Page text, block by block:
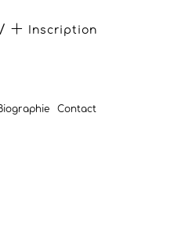
/ Inscription
Contact